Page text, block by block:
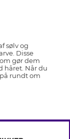
sølv og
Disse
gør dem
håret. Når du
rundt om